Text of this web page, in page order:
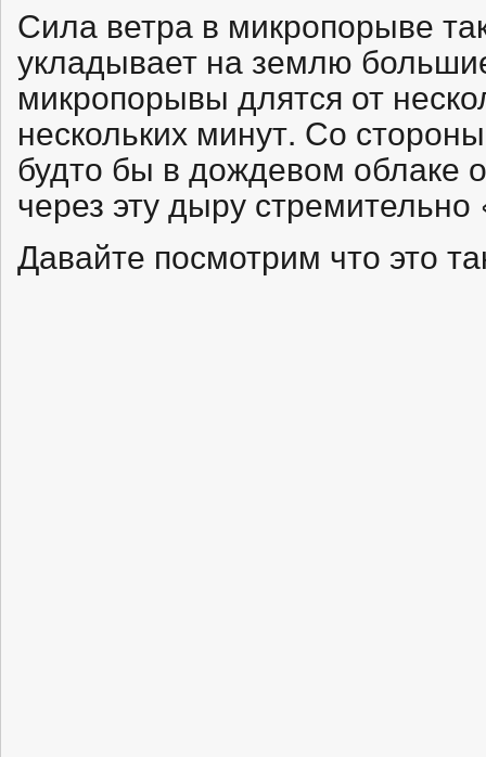
Сила ветра в микропорыве
укладывает на землю
микропорывы длятся от
нескольких минут. Со
будто бы в дождевом облаке
через эту дыру
Давайте посмотрим что это